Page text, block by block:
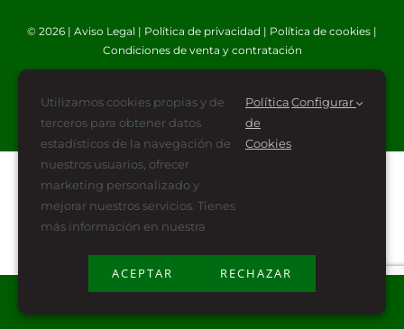
© 2026 | Aviso Legal | Política de privacidad | Política de cookies |
Condiciones de venta y contratación
Plan de Recuperación, Transformación y Resiliencia
financiado por la Unión Europea -NextGenerationEU (PRTR-NG)
Utilizamos cookies propias y de
terceros para obtener datos
estadísticos de la navegación de
nuestros usuarios, ofrecer
marketing personalizado y
mejorar nuestros servicios. Tienes
más información en nuestra
Política
de
Cookies
Configurar
ACEPTAR RECHAZAR